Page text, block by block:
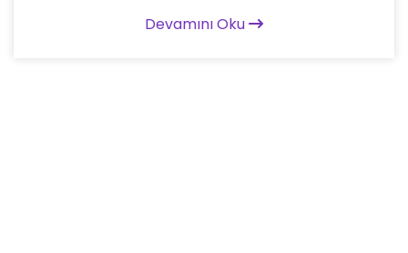
Devamını Oku